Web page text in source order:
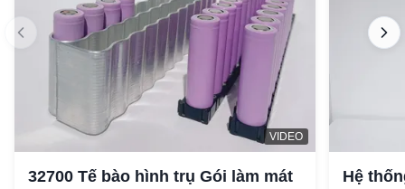
VIDEO
32700 Tế bào hình trụ Gói làm mát
Hệ